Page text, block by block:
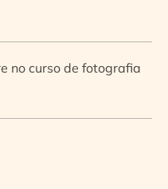
no curso de fotografia